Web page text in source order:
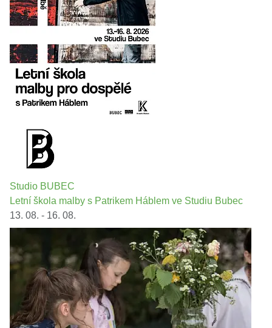
Studio BUBEC
Letní škola malby s Patrikem Háblem ve Studiu Bubec
13. 08. - 16. 08.